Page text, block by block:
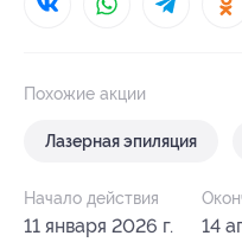
Похожие акции
Лазерная эпиляция
Начало действия
11 января 2026 г. 14